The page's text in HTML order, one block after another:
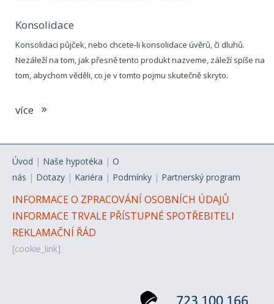
Konsolidace
Konsolidaci půjček, nebo chcete-li konsolidace úvěrů, či dluhů.
Nezáleží na tom, jak přesně tento produkt nazveme, záleží spíše na
tom, abychom věděli, co je v tomto pojmu skutečně skryto.
více
Úvod | Naše hypotéka | O
nás | Dotazy | Kariéra | Podmínky | Partnerský program
INFORMACE O ZPRACOVÁNÍ OSOBNÍCH ÚDAJŮ
INFORMACE TRVALE PŘÍSTUPNÉ SPOTŘEBITELI
REKLAMAČNÍ ŘÁD
[cookie_link]